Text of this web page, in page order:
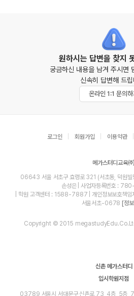
원하시는 답변을 찾지
궁금하신 내용을 남겨 주시면
신속히 답변해 드
온라인 1:1 문의하
로그인 회원가입 이용약관
메가스터디교육㈜
06643 서울 서초구 효령로 321 (서초동, 덕원빌
손성은 | 사업자등록번호 :
| 학원 고객센터 : 1588-7887 | 개인정보보호책
서울서초-0678 [정
Copyright © 2015
신촌 메가스터디
입시학원지점
03789 서울시 서대문구 신촌로 73, 4층, 5층,